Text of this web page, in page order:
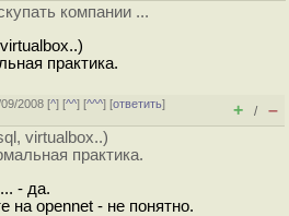
компании ...
практика.
2008 [^] [^^] [^^^] [ответить]
+ / –
virtualbox..)
практика.
- да.
на opennet - не понятно.